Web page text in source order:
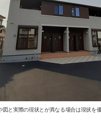
と実際の現状とが異なる場合は現状を